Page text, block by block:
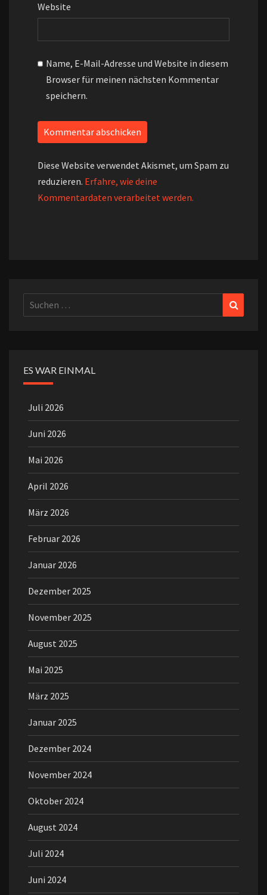
Website
Name, E-Mail-Adresse und Website in diesem
Browser für meinen nächsten Kommentar
speichern.
Diese Website verwendet Akismet, um Spam zu
reduzieren. Erfahre, wie deine
Kommentardaten verarbeitet werden.
Suchen
nach:
ES WAR EINMAL
Juli 2026
Juni 2026
Mai 2026
April 2026
März 2026
Februar 2026
Januar 2026
Dezember 2025
November 2025
August 2025
Mai 2025
März 2025
Januar 2025
Dezember 2024
November 2024
Oktober 2024
August 2024
Juli 2024
Juni 2024